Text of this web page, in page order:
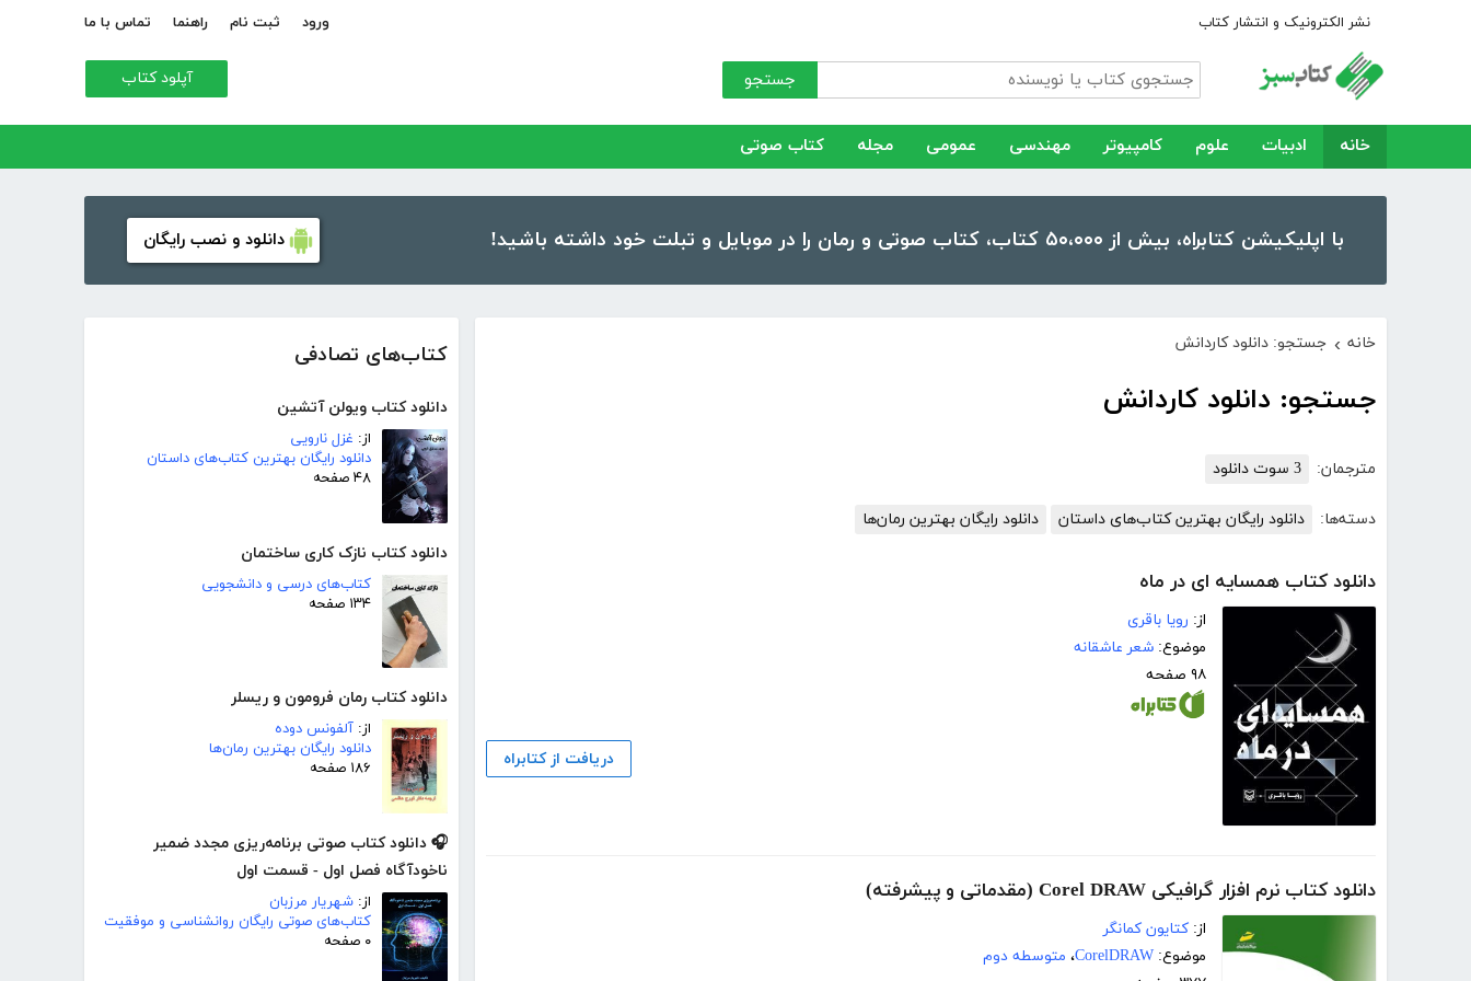
نشر الکترونیک و انتشار کتاب ورود ثبت نام راهنما تماس با ما
جستجو آپلود کتاب
خانه ادبیات علوم کامپیوتر مهندسی عمومی مجله کتاب صوتی
با اپلیکیشن کتابراه، بیش از ۵۰،۰۰۰ کتاب، کتاب صوتی و رمان را در موبایل و تبلت خود داشته باشید! دانلود و نصب رایگان
کتاب‌های تصادفی
دانلود کتاب ویولن آتشین
از: غزل نارویی
دانلود رایگان بهترین کتاب‌های داستان
۴۸ صفحه
دانلود کتاب نازک کاری ساختمان
کتاب‌های درسی و دانشجویی
۱۳۴ صفحه
دانلود کتاب رمان فرومون و ریسلر
از: آلفونس دوده
دانلود رایگان بهترین رمان‌ها
۱۸۶ صفحه
🎧 دانلود کتاب صوتی برنامه‌ریزی مجدد ضمیر
ناخودآگاه فصل اول - قسمت اول
از: شهریار مرزبان
کتاب‌های صوتی رایگان روانشناسی و موفقیت
۰ صفحه
خانه › جستجو: دانلود کاردانش
جستجو: دانلود کاردانش
مترجمان: 3 سوت دانلود
دسته‌ها: دانلود رایگان بهترین کتاب‌های داستان دانلود رایگان بهترین رمان‌ها
دانلود کتاب همسایه ای در ماه
از: رویا باقری
موضوع: شعر عاشقانه
۹۸ صفحه
دریافت از کتابراه
دانلود کتاب نرم افزار گرافیکی Corel DRAW (مقدماتی و پیشرفته)
از: کتایون کمانگر
موضوع: CorelDRAW، متوسطه دوم